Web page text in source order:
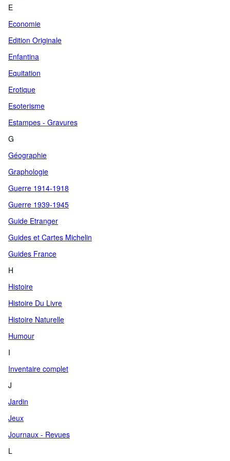
E
Economie
Edition Originale
Enfantina
Equitation
Erotique
Esoterisme
Estampes - Gravures
G
Géographie
Graphologie
Guerre 1914-1918
Guerre 1939-1945
Guide Etranger
Guides et Cartes Michelin
Guides France
H
Histoire
Histoire Du Livre
Histoire Naturelle
Humour
I
Inventaire complet
J
Jardin
Jeux
Journaux - Revues
L